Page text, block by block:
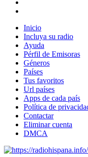
Inicio
Incluya su radio
Ayuda
Pérfil de Emisoras
Géneros
Países
Tus favoritos
Url países
Apps de cada país
Política de
Contactar
Eliminar cuenta
DMCA